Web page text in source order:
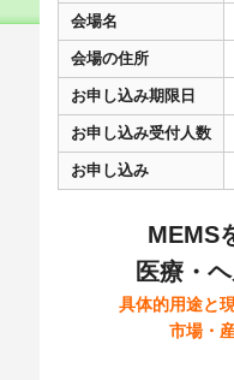
会場名
会場の住所
お申し込み期限日
お申し込み受付人数
お申し込み
MEMS
医療・
具体的用途と
市場・